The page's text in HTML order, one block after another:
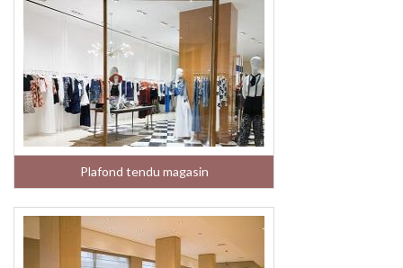
Plafond tendu magasin